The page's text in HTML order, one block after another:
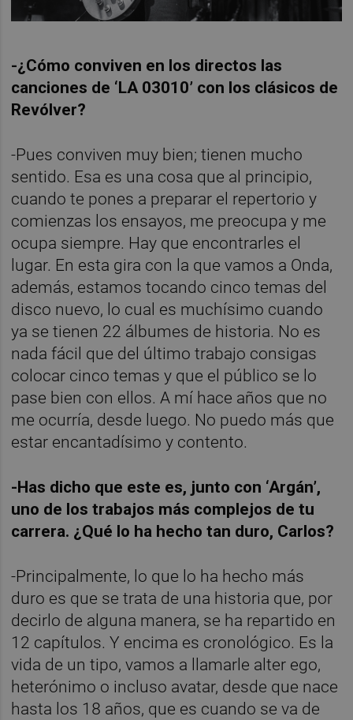
-¿Cómo conviven en los directos las
canciones de ‘LA 03010’ con los clásicos de
Revólver?
-Pues conviven muy bien; tienen mucho
sentido. Esa es una cosa que al principio,
cuando te pones a preparar el repertorio y
comienzas los ensayos, me preocupa y me
ocupa siempre. Hay que encontrarles el
lugar. En esta gira con la que vamos a Onda,
además, estamos tocando cinco temas del
disco nuevo, lo cual es muchísimo cuando
ya se tienen 22 álbumes de historia. No es
nada fácil que del último trabajo consigas
colocar cinco temas y que el público se lo
pase bien con ellos. A mí hace años que no
me ocurría, desde luego. No puedo más que
estar encantadísimo y contento.
-Has dicho que este es, junto con ‘Argán’,
uno de los trabajos más complejos de tu
carrera. ¿Qué lo ha hecho tan duro, Carlos?
-Principalmente, lo que lo ha hecho más
duro es que se trata de una historia que, por
decirlo de alguna manera, se ha repartido en
12 capítulos. Y encima es cronológico. Es la
vida de un tipo, vamos a llamarle alter ego,
heterónimo o incluso avatar, desde que nace
hasta los 18 años, que es cuando se va de